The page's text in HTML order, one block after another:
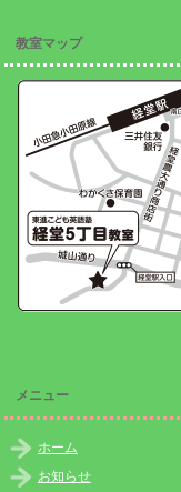
教室マップ
メニュー
ホーム
お知らせ